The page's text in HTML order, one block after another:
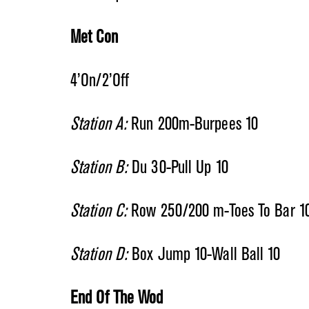
Met Con
4’On/2’Off
Station A: Run 200m-Burpees 10
Station B: Du 30-Pull Up 10
Station C: Row 250/200 m-Toes To Bar
Station D: Box Jump 10-Wall Ball 10
End Of The Wod